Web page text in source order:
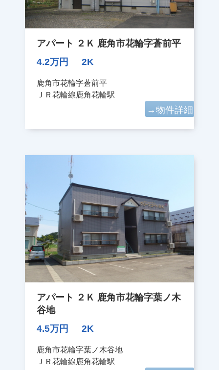
アパート ２Ｋ 鹿角市花輪字蒼前平
4.2万円
2K
鹿角市花輪字蒼前平
ＪＲ花輪線鹿角花輪駅
→物件詳細
アパート ２Ｋ 鹿角市花輪字葉ノ木
谷地
4.5万円
2K
鹿角市花輪字葉ノ木谷地
ＪＲ花輪線鹿角花輪駅